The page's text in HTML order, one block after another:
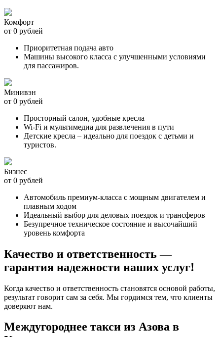
Комфорт
от 0 рублей
Приоритетная подача авто
Машины высокого класса с улучшенными условиями
для пассажиров.
Минивэн
от 0 рублей
Просторный салон, удобные кресла
Wi-Fi и мультимедиа для развлечения в пути
Детские кресла – идеально для поездок с детьми и
туристов.
Бизнес
от 0 рублей
Автомобиль премиум-класса с мощным двигателем и
плавным ходом
Идеальный выбор для деловых поездок и трансферов
Безупречное техническое состояние и высочайший
уровень комфорта
Качество и ответственность —
гарантия надежности наших услуг!
Когда качество и ответственность становятся основой работы,
результат говорит сам за себя. Мы гордимся тем, что клиенты
доверяют нам.
Междугороднее такси из Азова в